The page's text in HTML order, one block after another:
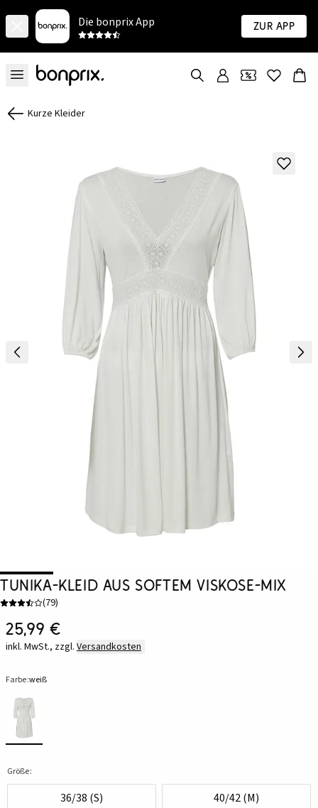
Die bonprix App Zur App
Kurze Kleider
Tunika-Kleid aus softem Viskose-Mix
(79)
25,99 €
inkl. MwSt., zzgl. Versandkosten
Farbe:weiß
Größe:
36/38 (S) 40/42 (M)